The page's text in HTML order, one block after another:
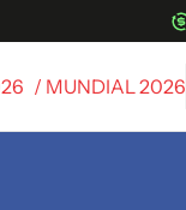
/ MUNDIAL 2026